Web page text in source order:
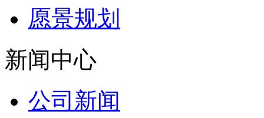
愿景规划
新闻中心
公司新闻